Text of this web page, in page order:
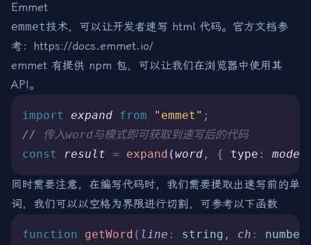
Emmet
emmet技术，可以让开发者速写 html 代码。官方文档参
考： https://docs.emmet.io/
emmet 有提供 npm 包，可以让我们在浏览器中使用其
API。
import expand from "emmet" ;
//
传入word与模式即可获取到速写后的代码
const
result = expand (word , { type : mode
同时需要注意，在编写代码时，我们需要提取出速写前的单
词，我们可以以空格为界限进行切割，可参考以下函数
function getWord ( line : string , ch : number